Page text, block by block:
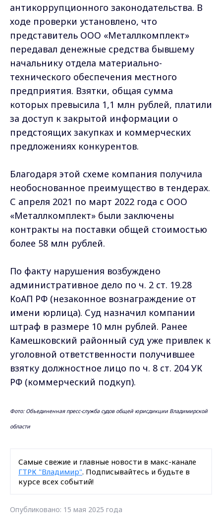
антикоррупционного законодательства. В
ходе проверки установлено, что
представитель ООО «Металлкомплект»
передавал денежные средства бывшему
начальнику отдела материально-
технического обеспечения местного
предприятия. Взятки, общая сумма
которых превысила 1,1 млн рублей, платили
за доступ к закрытой информации о
предстоящих закупках и коммерческих
предложениях конкурентов.
Благодаря этой схеме компания получила
необоснованное преимущество в тендерах.
С апреля 2021 по март 2022 года с ООО
«Металлкомплект» были заключены
контракты на поставки общей стоимостью
более 58 млн рублей.
По факту нарушения возбуждено
административное дело по ч. 2 ст. 19.28
КоАП РФ (незаконное вознаграждение от
имени юрлица). Суд назначил компании
штраф в размере 10 млн рублей. Ранее
Камешковский районный суд уже привлек к
уголовной ответственности получившее
взятку должностное лицо по ч. 8 ст. 204 УК
РФ (коммерческий подкуп).
Фото: Объединенная пресс-служба судов общей юрисдикции Владимирской
области
Самые свежие и главные новости в макс-канале
ГТРК "Владимир". Подписывайтесь и будьте в
курсе всех событий!
Опубликовано: 15 мая 2025 года